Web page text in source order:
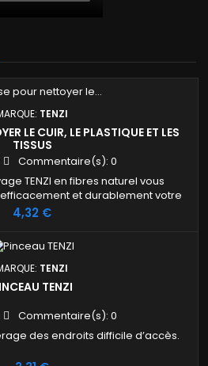
TENZI
LE CUIR, LE PLASTIQUE ET LES
TISSUS
Commentaire(s): 0
TENZI en fibres naturel vous
et durablement votre
véhicule.
Prix
4,32 €
TENZI
TENZI
Commentaire(s): 0
des endroits difficile d’accès.